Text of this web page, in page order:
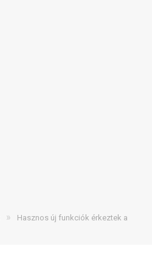
»
Hasznos új funkciók érkeztek a